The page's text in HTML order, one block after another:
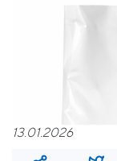
13.01.2026